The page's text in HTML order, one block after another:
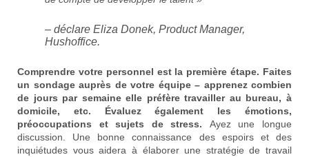
– déclare Eliza Donek, Product Manager,
Hushoffice.
Comprendre votre personnel est la première étape. Faites
un sondage auprès de votre équipe – apprenez combien
de jours par semaine elle préfère travailler au bureau, à
domicile, etc. Évaluez également les émotions,
préoccupations et sujets de stress. Ayez une longue
discussion. Une bonne connaissance des espoirs et des
inquiétudes vous aidera à élaborer une stratégie de travail